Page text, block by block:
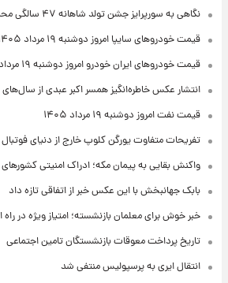
نگاهی به سورپرایز جشن تولد شاهانه ۴۷ سالگی محمدرضا گلزار در دبی
قیمت خودروهای سایپا امروز دوشنبه ۱۹ مرداد ۱۴۰۵ + جدول
قیمت خودروهای ایران خودرو امروز دوشنبه ۱۹ مرداد ۱۴۰۵ + جدول
انتشار عکس خاطره‌انگیز همسر اکبر عبدی از سال‌های
قیمت نفت امروز دوشنبه ۱۹ مرداد ۱۴۰۵
تفریحات متفاوت یورگن کلوپ خارج از دنیای فوتبال
واکنش بقایی به پیمان مکه؛ ادراک امنیتی کشورهای
بابک جهانبخش با این عکس خبر از اتفاقی تازه داد
خبر خوش برای معلمان بازنشسته؛ امتیاز ویژه در راه
تاریخ پرداخت معوقات بازنشستگان تامین اجتماعی
انتقال ایری به پرسپولیس منتفی شد